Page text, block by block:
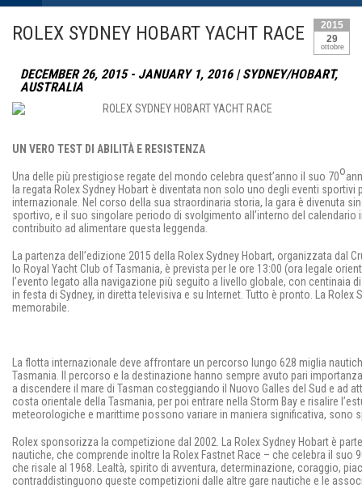
2015
29
ottobre
ROLEX SYDNEY HOBART YACHT RACE
DECEMBER 26, 2015 - JANUARY 1, 2016 | SYDNEY/HOBART,
AUSTRALIA
UN VERO TEST DI ABILITÀ E RESISTENZA
Una delle più prestigiose regate del mondo celebra quest’anno il suo 70o
la regata Rolex Sydney Hobart è diventata non solo uno degli eventi
internazionale. Nel corso della sua straordinaria storia, la gara è divenuta
sportivo, e il suo singolare periodo di svolgimento all’interno del
contribuito ad alimentare questa leggenda.
La partenza dell’edizione 2015 della Rolex Sydney Hobart, organizzata dal
lo Royal Yacht Club of Tasmania, è prevista per le ore 13:00 (ora legale
l’evento legato alla navigazione più seguito a livello globale, con
in festa di Sydney, in diretta televisiva e su Internet. Tutto è pronto. La Rolex
memorabile.
La flotta internazionale deve affrontare un percorso lungo 628 miglia
Tasmania. Il percorso e la destinazione hanno sempre avuto pari
a discendere il mare di Tasman costeggiando il Nuovo Galles del Sud e ad
costa orientale della Tasmania, per poi entrare nella Storm Bay e risalire
meteorologiche e marittime possono variare in maniera significativa, sono
Rolex sponsorizza la competizione dal 2002. La Rolex Sydney Hobart è
nautiche, che comprende inoltre la Rolex Fastnet Race – che celebra il suo
che risale al 1968. Lealtà, spirito di avventura, determinazione, coraggio,
contraddistinguono queste competizioni dalle altre gare nautiche e le